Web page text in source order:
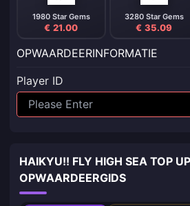
1980 Star Gems
€ 21.00
3280 Star Gems
€ 35.09
OPWAARDEERINFORMATIE
Player ID
HAIKYU!! FLY HIGH SEA TOP UP
OPWAARDEERGIDS